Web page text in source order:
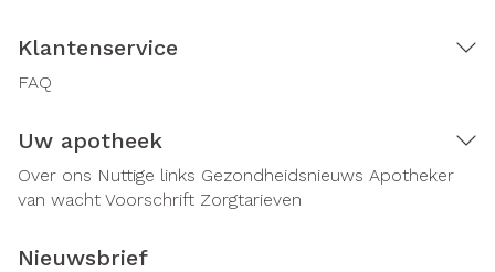
Klantenservice
FAQ
Uw apotheek
Over ons Nuttige links Gezondheidsnieuws Apotheker
van wacht Voorschrift Zorgtarieven
Nieuwsbrief